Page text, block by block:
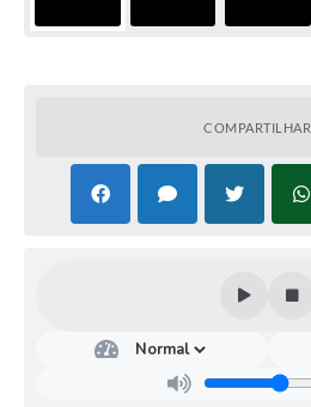
COMPARTILHAR